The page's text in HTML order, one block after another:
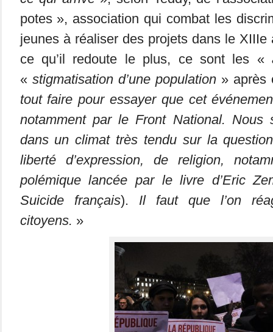
potes », association qui combat les
jeunes à réaliser des projets dans le XIIIe
ce qu’il redoute le plus, ce sont les «
« stigmatisation d’une population» après
tout faire pour essayer que cet
notamment par le Front National. Nous
dans un climat très tendu sur la
liberté d’expression, de religion,
polémique lancée par le livre d’Eric
Suicide français). Il faut que l’on
citoyens. »